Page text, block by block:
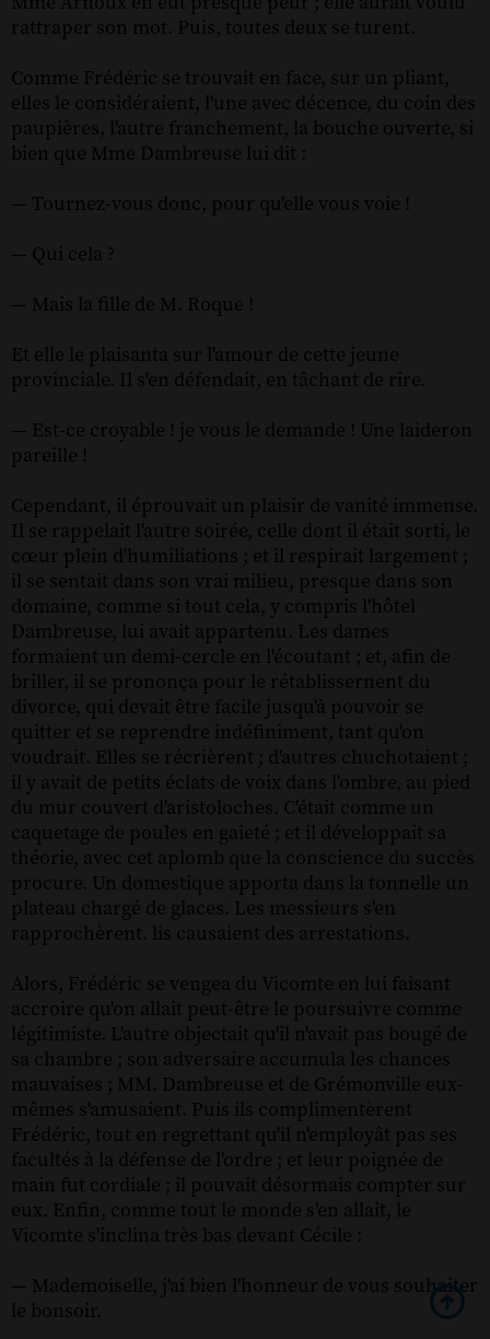
rattraper son mot. Puis, toutes deux se turent.
Comme Frédéric se trouvait en face, sur un pliant,
elles le considéraient, l'une avec décence, du coin des
paupières, l'autre franchement, la bouche ouverte, si
bien que Mme Dambreuse lui dit :
— Tournez-vous donc, pour qu'elle vous voie !
— Qui cela ?
— Mais la fille de M. Roque !
Et elle le plaisanta sur l'amour de cette jeune
provinciale. Il s'en défendait, en tâchant de rire.
— Est-ce croyable ! je vous le demande ! Une laideron
pareille !
Cependant, il éprouvait un plaisir de vanité immense.
Il se rappelait l'autre soirée, celle dont il était sorti, le
cœur plein d'humiliations ; et il respirait largement ;
il se sentait dans son vrai milieu, presque dans son
domaine, comme si tout cela, y compris l'hôtel
Dambreuse, lui avait appartenu. Les dames
formaient un demi-cercle en l'écoutant ; et, afin de
briller, il se prononça pour le rétablissernent du
divorce, qui devait être facile jusqu'à pouvoir se
quitter et se reprendre indéfiniment, tant qu'on
voudrait. Elles se récrièrent ; d'autres chuchotaient ;
il y avait de petits éclats de voix dans l'ombre, au pied
du mur couvert d'aristoloches. C'était comme un
caquetage de poules en gaieté ; et il développait sa
théorie, avec cet aplomb que la conscience du succès
procure. Un domestique apporta dans la tonnelle un
plateau chargé de glaces. Les messieurs s'en
rapprochèrent. lis causaient des arrestations.
Alors, Frédéric se vengea du Vicomte en lui faisant
accroire qu'on allait peut-être le poursuivre comme
légitimiste. L'autre objectait qu'il n'avait pas bougé de
sa chambre ; son adversaire accumula les chances
mauvaises ; MM. Dambreuse et de Grémonville eux-
mêmes s'amusaient. Puis ils complimentèrent
Frédéric, tout en regrettant qu'il n'employât pas ses
facultés à la défense de l'ordre ; et leur poignée de
main fut cordiale ; il pouvait désormais compter sur
eux. Enfin, comme tout le monde s'en allait, le
Vicomte s'inclina très bas devant Cécile :
— Mademoiselle, j'ai bien l'honneur de vous souhaiter
le bonsoir.